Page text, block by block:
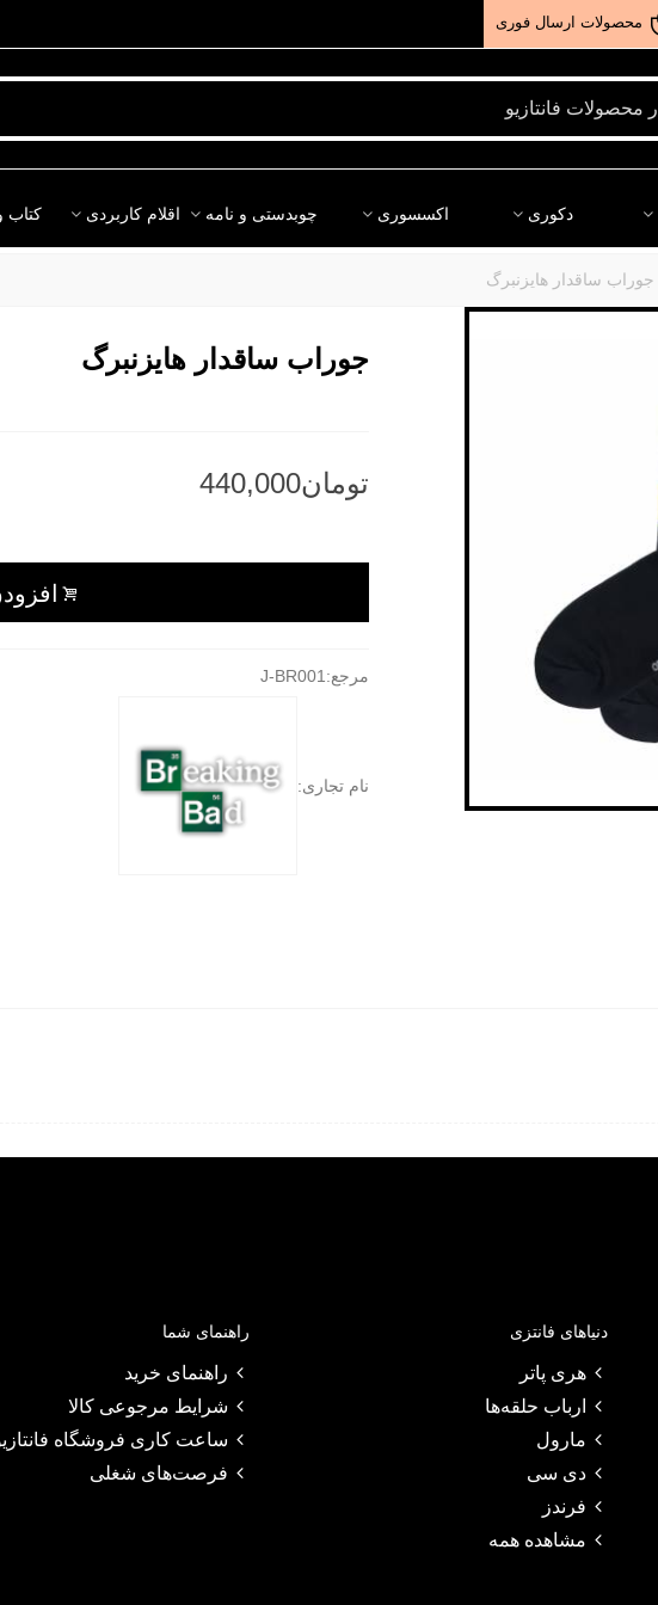
محصولات ارسال فوری
دکوری اکسسوری چوبدستی و نامه اقلام کاربردی کتاب
جوراب ساقدار هایزنبرگ
جوراب ساقدار هایزنبرگ
مرجع: J-BR001
نام تجاری:
دنیاهای فانتزی
هری پاتر
ارباب حلقه‌ها
مارول
دی سی
فرندز
مشاهده همه
راهنمای شما
راهنمای خرید
شرایط مرجوعی کالا
ساعت کاری فروشگاه
فرصت‌های شغلی